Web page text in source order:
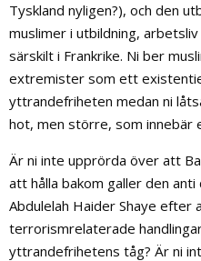
Tyskland nyligen?), och den
muslimer i utbildning,
särskilt i Frankrike. Ni ber
extremister som ett
yttrandefriheten medan ni
hot, men större, som innebär
Är ni inte upprörda över att
att hålla bakom galler den
Abdulelah Haider Shaye efter
terrorismrelaterade
yttrandefrihetens tåg? Är ni